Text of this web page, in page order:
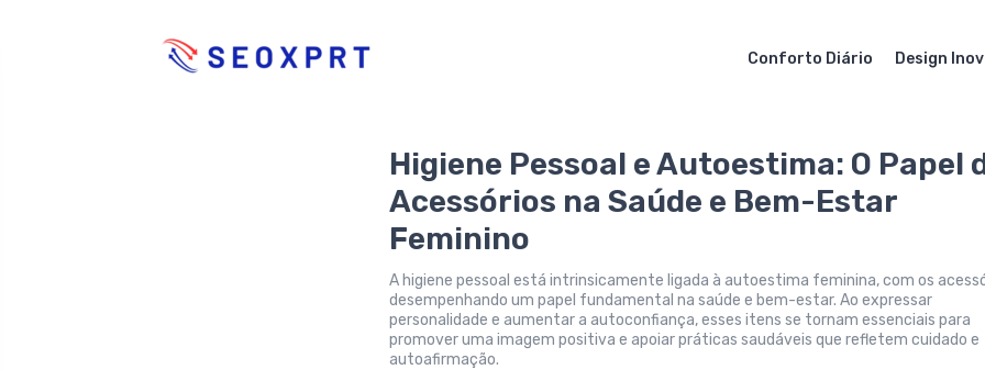
Conforto Diário Design
Higiene Pessoal e Autoestima: O Papel
Acessórios na Saúde e Bem-Estar
Feminino
A higiene pessoal está intrinsicamente ligada à autoestima feminina, com os
desempenhando um papel fundamental na saúde e bem-estar. Ao expressar
personalidade e aumentar a autoconfiança, esses itens se tornam essenciais para
promover uma imagem positiva e apoiar práticas saudáveis que refletem cuidado e
autoafirmação.